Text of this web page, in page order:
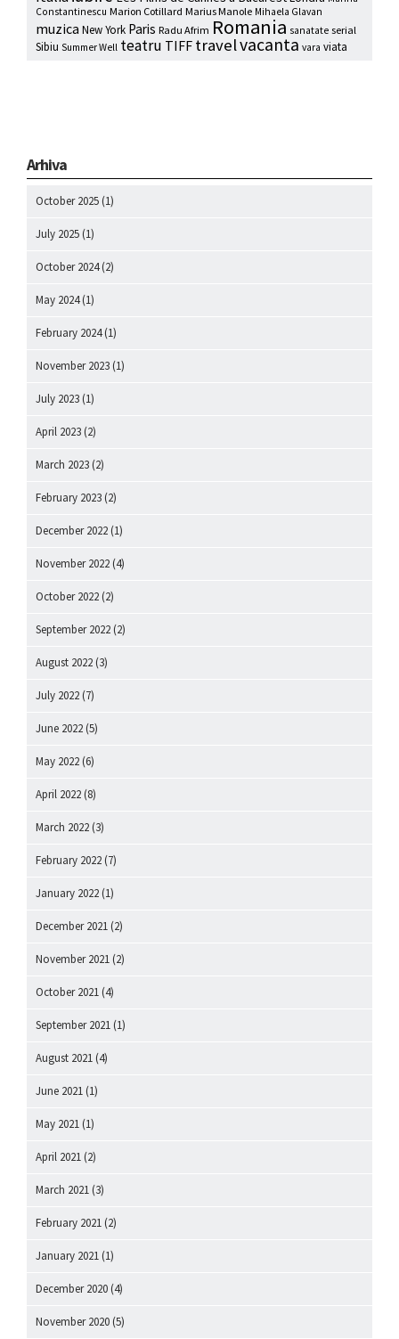
Constantinescu Marion Cotillard Marius Manole Mihaela Glavan
muzica New York Paris Radu Afrim Romania sanatate serial
Sibiu Summer Well teatru TIFF travelvacanta vara viata
Arhiva
October 2025 (1)
July 2025 (1)
October 2024(2)
May 2024(1)
February 2024(1)
November 2023 (1)
July 2023 (1)
April 2023 (2)
March 2023 (2)
February 2023 (2)
December 2022 (1)
November 2022 (4)
October 2022 (2)
September 2022 (2)
August 2022 (3)
July 2022 (7)
June 2022 (5)
May 2022 (6)
April 2022 (8)
March 2022 (3)
February 2022 (7)
January 2022 (1)
December 2021 (2)
November 2021 (2)
October 2021 (4)
September 2021 (1)
August 2021 (4)
June 2021 (1)
May 2021 (1)
April 2021 (2)
March 2021 (3)
February 2021 (2)
January 2021 (1)
December 2020 (4)
November 2020 (5)